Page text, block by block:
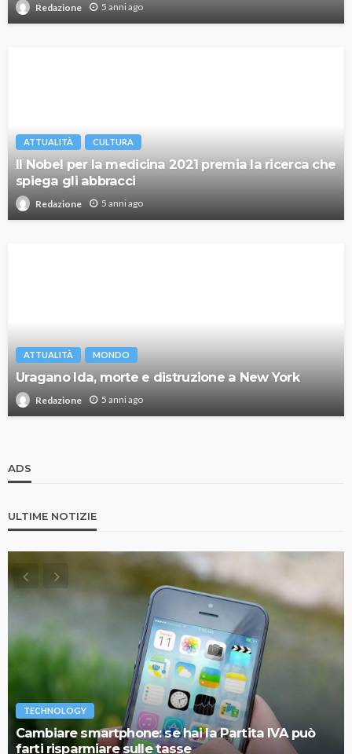
Redazione 5 anni ago
ATTUALITÀ CULTURA
Il Nobel per la medicina 2021 premia la ricerca che
spiega gli abbracci
Redazione 5 anni ago
ATTUALITÀ MONDO
Uragano Ida, morte e distruzione a New York
Redazione 5 anni ago
ADS
ULTIME NOTIZIE
TECHNOLOGY
Cambiare smartphone: se hai la Partita IVA può
farti risparmiare sulle tasse